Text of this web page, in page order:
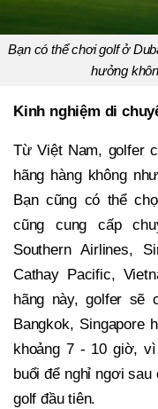
Bạn có thể chơi golf ở
hưởng
Kinh nghiệm di
Từ Việt Nam, golfer
hãng hàng không
Bạn cũng có thể
cũng cung cấp
Southern Airlines,
Cathay Pacific,
hãng này, golfer sẽ
Bangkok, Singapore
khoảng 7 - 10 giờ,
buổi để nghỉ ngơi
golf đầu tiên.